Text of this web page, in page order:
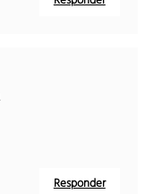
Responder